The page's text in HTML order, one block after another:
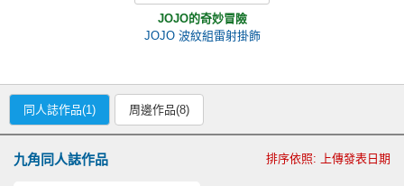
JOJO的奇妙冒險
JOJO 波紋組雷射掛飾
同人誌作品(1) 周邊作品(8)
九角同人誌作品 排序依照: 上傳發表日期